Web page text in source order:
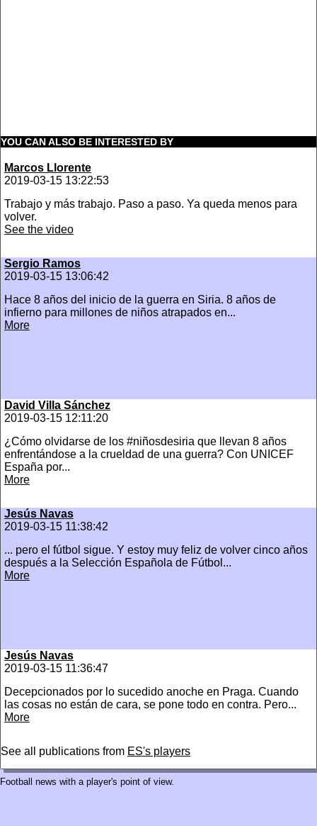
YOU CAN ALSO BE INTERESTED BY
Marcos Llorente
2019-03-15 13:22:53
Trabajo y más trabajo. Paso a paso. Ya queda menos para
volver.
See the video
Sergio Ramos
2019-03-15 13:06:42
Hace 8 años del inicio de la guerra en Siria. 8 años de
infierno para millones de niños atrapados en...
More
David Villa Sánchez
2019-03-15 12:11:20
¿Cómo olvidarse de los #niñosdesiria que llevan 8 años
enfrentándose a la crueldad de una guerra? Con UNICEF
España por...
More
Jesús Navas
2019-03-15 11:38:42
... pero el fútbol sigue. Y estoy muy feliz de volver cinco años
después a la Selección Española de Fútbol...
More
Jesús Navas
2019-03-15 11:36:47
Decepcionados por lo sucedido anoche en Praga. Cuando
las cosas no están de cara, se pone todo en contra. Pero...
More
See all publications from ES's players
Football news with a player's point of view.